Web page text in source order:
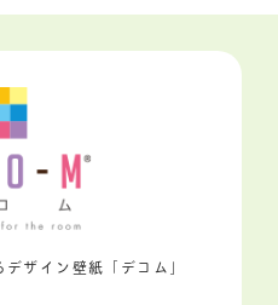
ザイン壁紙「デコム」